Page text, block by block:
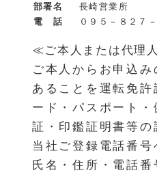
部署名
長崎営業所
電 話
０９５－８２７
≪ご本人または代理
ご本人からお申込
あることを運転免
ード・パスポート
証・印鑑証明書等の
当社ご登録電話番号
氏名・住所・電話